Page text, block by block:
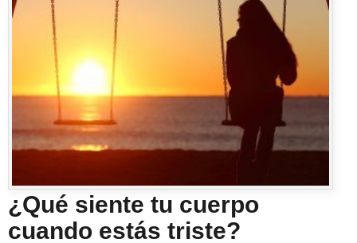
¿Qué siente tu cuerpo
cuando estás triste?